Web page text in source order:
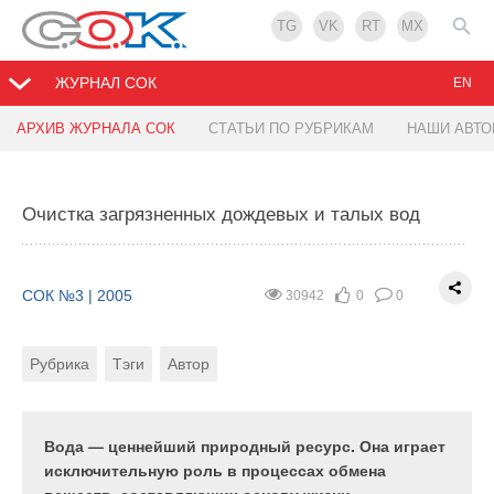
TG VK RT MX
ЖУРНАЛ СОК
АРХИВ ЖУРНАЛА СОК СТАТЬИ ПО РУБРИКАМ НАШИ
EN
Очистка загрязненных дождевых и талых вод
30942 0 0
СОК №3 | 2005
Рубрика Тэги Автор
Вода — ценнейший природный ресурс. Она играет
исключительную роль в процессах обмена
32921 0
СОК №3 | 2005
Рубрика Тэги
Компанией «Аэропроф» реализован еще один
автомобильный гипермаркет «Москва»,
открывшийся в ноябре прошлого года.
27605 0 0
СОК №3 | 2005